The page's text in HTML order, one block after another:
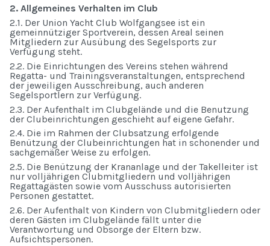
2. Allgemeines Verhalten im Club
2.1. Der Union Yacht Club Wolfgangsee ist ein
gemeinnütziger Sportverein, dessen Areal seinen
Mitgliedern zur Ausübung des Segelsports zur
Verfügung steht.
2.2. Die Einrichtungen des Vereins stehen während
Regatta- und Trainingsveranstaltungen, entsprechend
der jeweiligen Ausschreibung, auch anderen
Segelsportlern zur Verfügung.
2.3. Der Aufenthalt im Clubgelände und die Benutzung
der Clubeinrichtungen geschieht auf eigene Gefahr.
2.4. Die im Rahmen der Clubsatzung erfolgende
Benützung der Clubeinrichtungen hat in schonender und
sachgemäßer Weise zu erfolgen.
2.5. Die Benützung der Krananlage und der Takelleiter ist
nur volljährigen Clubmitgliedern und volljährigen
Regattagästen sowie vom Ausschuss autorisierten
Personen gestattet.
2.6. Der Aufenthalt von Kindern von Clubmitgliedern oder
deren Gästen im Clubgelände fällt unter die
Verantwortung und Obsorge der Eltern bzw.
Aufsichtspersonen.